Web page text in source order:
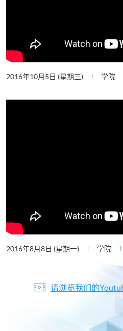
2016年10月5日 (星期三) 学院
2016年8月8日 (星期一) 学院
请浏览我们的